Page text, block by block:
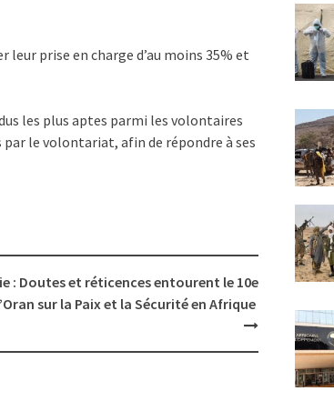
prise en charge d’au moins 35% et
les plus aptes parmi les volontaires
le volontariat, afin de répondre à ses
: Doutes et réticences entourent le 10e
sur la Paix et la Sécurité en Afrique